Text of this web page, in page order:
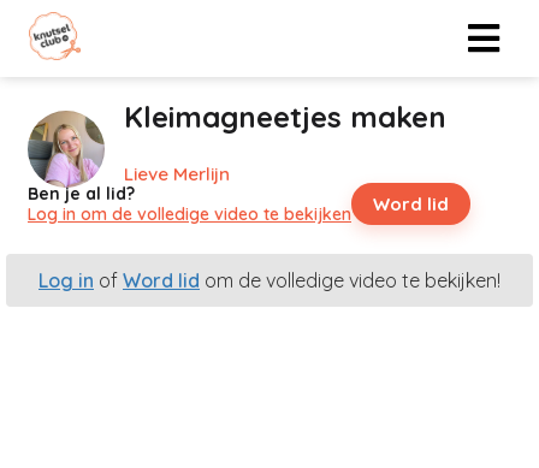
Kleimagneetjes maken
Lieve Merlijn
Ben je al lid?
Log in om de volledige video te bekijken
Word lid
Log in of Word lid om de volledige video te bekijken!